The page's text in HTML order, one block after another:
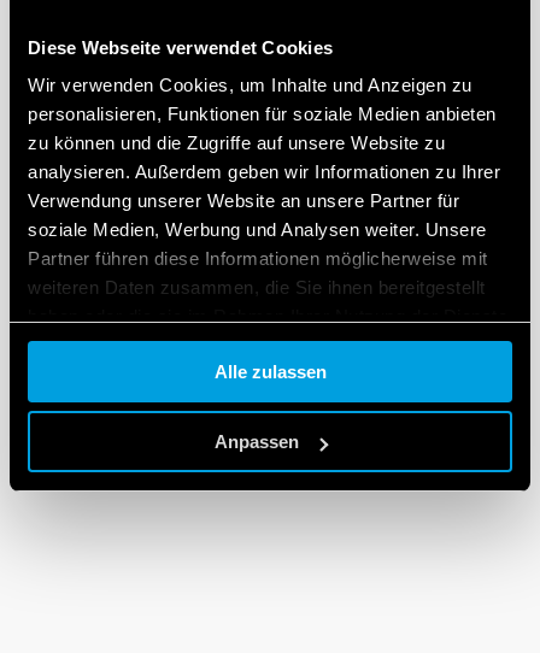
Diese Webseite verwendet Cookies
Wir verwenden Cookies, um Inhalte und Anzeigen zu
personalisieren, Funktionen für soziale Medien anbieten
zu können und die Zugriffe auf unsere Website zu
analysieren. Außerdem geben wir Informationen zu Ihrer
Verwendung unserer Website an unsere Partner für
soziale Medien, Werbung und Analysen weiter. Unsere
Partner führen diese Informationen möglicherweise mit
weiteren Daten zusammen, die Sie ihnen bereitgestellt
gesammelt haben.
Cookie policy.
Alle zulassen
Anpassen